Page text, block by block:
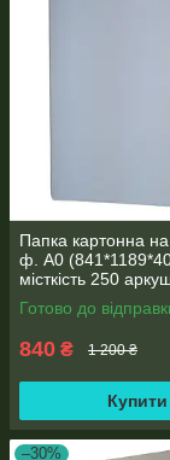
Папка картонна на
ф. А0
місткість 250
Готово до
840 ₴ 1 200 ₴
Купити
–30%